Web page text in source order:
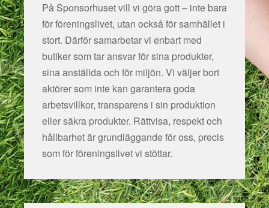
På Sponsorhuset vill vi göra gott – inte bara
för föreningslivet, utan också för samhället i
stort. Därför samarbetar vi enbart med
butiker som tar ansvar för sina produkter,
sina anställda och för miljön. Vi väljer bort
aktörer som inte kan garantera goda
arbetsvillkor, transparens i sin produktion
eller säkra produkter. Rättvisa, respekt och
hållbarhet är grundläggande för oss, precis
som för föreningslivet vi stöttar.